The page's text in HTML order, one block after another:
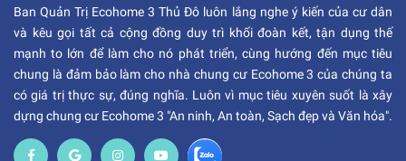
Ban Quản Trị Ecohome 3 Thủ Đô luôn lắng nghe ý kiến của cư dân
và kêu gọi tất cả cộng đồng duy trì khối đoàn kết, tận dụng thế
mạnh to lớn để làm cho nó phát triển, cùng hướng đến mục tiêu
chung là đảm bảo làm cho nhà chung cư Ecohome 3 của chúng ta
có giá trị thực sự, đúng nghĩa. Luôn vì mục tiêu xuyên suốt là xây
dựng chung cư Ecohome 3 "An ninh, An toàn, Sạch đẹp và Văn hóa".